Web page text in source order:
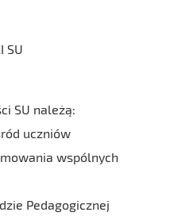
SU
SU należą:
uczniów
wspólnych
Pedagogicznej